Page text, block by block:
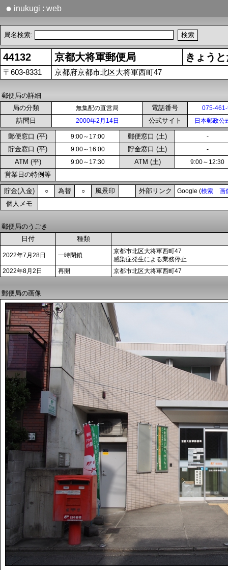
● inukugi : web
局名検索:
44132 京都大将軍郵便局 きょう
〒603-8331 京都府京都市北区大将軍西町47
郵便局の詳細
局の分類
無集配の直営局 電話番号 075-
訪問日 2000年2月14日 公式サイト 日本郵政公
郵便窓口 (平) 9:00～17:00 郵便窓口 (土) -
貯金窓口 (平) 9:00～16:00 貯金窓口 (土) -
ATM (平) 9:00～17:30 ATM (土) 9:00～12:30
営業日の特例等
貯金(入金) ○ 為替 ○ 風景印 外部リンク Google (検索 画
個人メモ
郵便局のうごき
日付
種類
2022年7月28日 一時閉鎖
京都市北区大将軍西町47
感染症発生による業務停止
2022年8月2日
再開 京都市北区大将軍西町47
郵便局の画像